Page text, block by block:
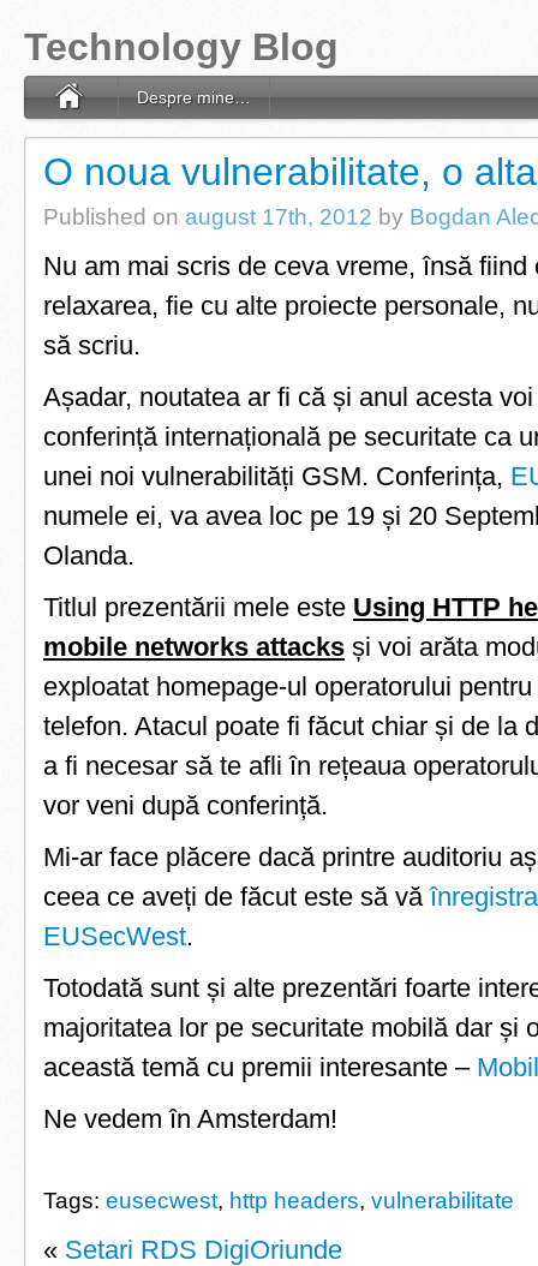
Technology Blog
Despre mine…
O noua vulnerabilitate, o
Published on august 17th, 2012 by Bogdan
Nu am mai scris de ceva vreme, însă fiind
relaxarea, fie cu alte proiecte personale,
să scriu.
Așadar, noutatea ar fi că și anul acesta
conferință internațională pe securitate ca
unei noi vulnerabilități GSM. Conferința,
numele ei, va avea loc pe 19 și 20
Olanda.
Titlul prezentării mele este Using HTTP
mobile networks attacks și voi arăta
exploatat homepage-ul operatorului
telefon. Atacul poate fi făcut chiar și de la
a fi necesar să te afli în rețeaua
vor veni după conferință.
Mi-ar face plăcere dacă printre auditoriu
ceea ce aveți de făcut este să vă
EUSecWest.
Totodată sunt și alte prezentări foarte
majoritatea lor pe securitate mobilă dar și
această temă cu premii interesante –
Ne vedem în Amsterdam!
Tags: eusecwest, http headers, vulnerabilitate
« Setari RDS DigiOriunde